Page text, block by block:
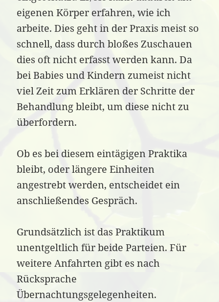
eigenen Körper erfahren, wie ich
arbeite. Dies geht in der Praxis meist so
schnell, dass durch bloßes Zuschauen
dies oft nicht erfasst werden kann. Da
bei Babies und Kindern zumeist nicht
viel Zeit zum Erklären der Schritte der
Behandlung bleibt, um diese nicht zu
überfordern.
Ob es bei diesem eintägigen Praktika
bleibt, oder längere Einheiten
angestrebt werden, entscheidet ein
anschließendes Gespräch.
Grundsätzlich ist das Praktikum
unentgeltlich für beide Parteien. Für
weitere Anfahrten gibt es nach
Rücksprache
Übernachtungsgelegenheiten.